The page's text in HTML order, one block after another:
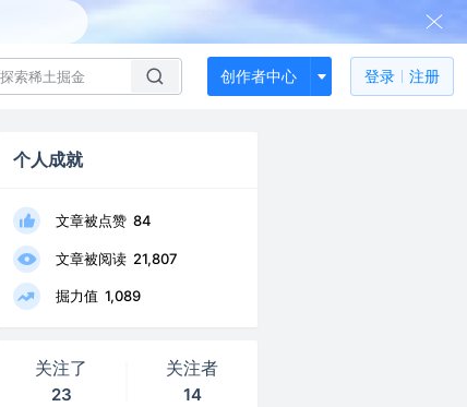
创作者中心 登录 注册
个人成就
文章被点赞 84
文章被阅读 21,807
掘力值 1,089
关注了
23
关注者
14